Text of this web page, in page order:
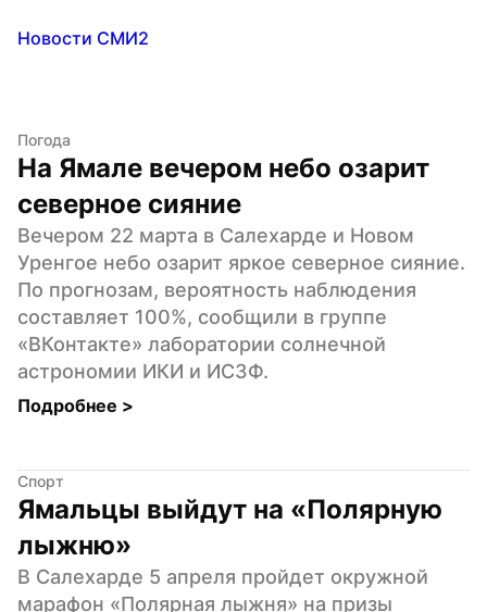
Новости СМИ2
Погода
На Ямале вечером небо озарит
северное сияние
Вечером 22 марта в Салехарде и Новом
Уренгое небо озарит яркое северное сияние.
По прогнозам, вероятность наблюдения
составляет 100%, сообщили в группе
«ВКонтакте» лаборатории солнечной
астрономии ИКИ и ИСЗФ.
Подробнее >
Спорт
Ямальцы выйдут на «Полярную
лыжню»
В Салехарде 5 апреля пройдет окружной
марафон «Полярная лыжня» на призы